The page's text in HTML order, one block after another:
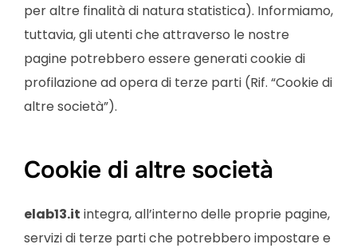
per altre finalità di natura statistica). Informiamo,
tuttavia, gli utenti che attraverso le nostre
pagine potrebbero essere generati cookie di
profilazione ad opera di terze parti (Rif. “Cookie di
altre società”).
Cookie di altre società
elab13.it integra, all’interno delle proprie pagine,
servizi di terze parti che potrebbero impostare e